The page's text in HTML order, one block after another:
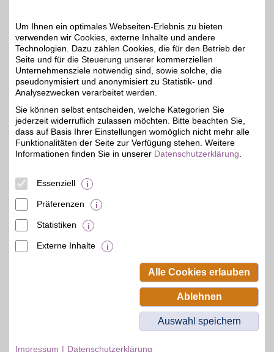
Zum Partnerprofil
5%
Suitable
Exklusives
Herrenmode aus eigenem
Label und Premium-
Marken beim Onlineshop
entdecken: Preiswert,
vielfältig und modern bei
unserem Partner
Beamten-Selbsthilfewerk GmbH.
Um Ihnen ein optimales Webseiten-Erlebnis zu bieten
verwenden wir Cookies, externe Inhalte und andere
Technologien. Dazu zählen Cookies, die für den Betrieb der
Seite und für die Steuerung unserer kommerziellen
Unternehmensziele notwendig sind, sowie solche, die
pseudonymisiert und anonymisiert zu Statistik- und
Analysezwecken verarbeitet werden.
Sie können selbst entscheiden, welche Kategorien Sie
jederzeit widerruflich zulassen möchten. Bitte beachten Sie,
dass auf Basis Ihrer Einstellungen womöglich nicht mehr alle
Funktionalitäten der Seite zur Verfügung stehen. Weitere
Informationen finden Sie in unserer Datenschutzerklärung
Essenziell
Präferenzen
Statistiken
Externe Inhalte
Alle Cookies erlauben
Ablehnen
Auswahl speichern
Impressum Datenschutzerklärung